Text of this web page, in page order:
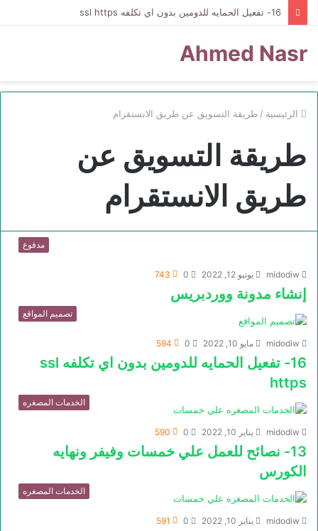
16- تفعيل الحمايه للدومين بدون اي تكلفه ssl https
Ahmed Nasr
الرئيسية / طريقة التسويق عن طريق الانستقرام
طريقة التسويق عن
طريق الانستقرام
مدفوع
midodiw يونيو 12, 2022 0
743
إنشاء مدونة ووردبريس
تصميم المواقع
midodiw مايو 10, 2022 0
594
16- تفعيل الحمايه للدومين بدون اي تكلفه ssl
https
الخدمات المصغره
midodiw يناير 10, 2022 0
590
13- نصائح للعمل علي خمسات وفيفر ونهايه
الكورس
الخدمات المصغره
midodiw يناير 10, 2022 0
591